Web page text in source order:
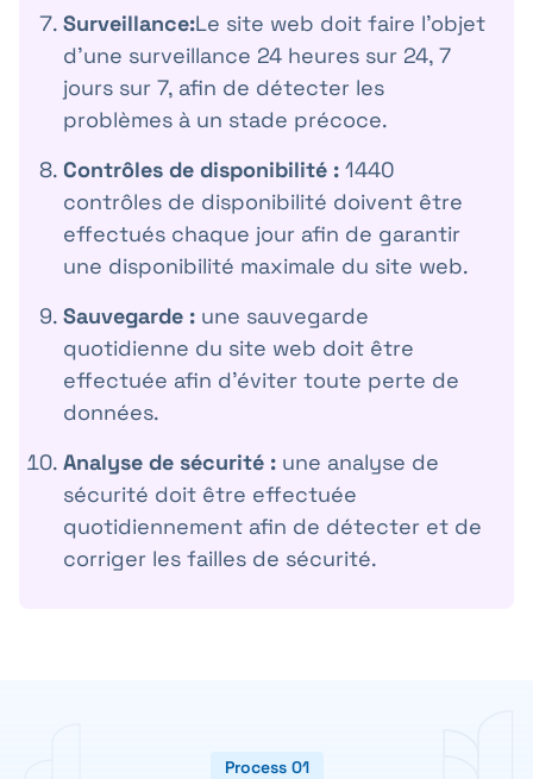
Surveillance:Le site web doit faire l'objet
d'une surveillance 24 heures sur 24, 7
jours sur 7, afin de détecter les
problèmes à un stade précoce.
Contrôles de disponibilité : 1440
contrôles de disponibilité doivent être
effectués chaque jour afin de garantir
une disponibilité maximale du site web.
Sauvegarde : une sauvegarde
quotidienne du site web doit être
effectuée afin d'éviter toute perte de
données.
Analyse de sécurité : une analyse de
sécurité doit être effectuée
quotidiennement afin de détecter et de
corriger les failles de sécurité.
Process 01